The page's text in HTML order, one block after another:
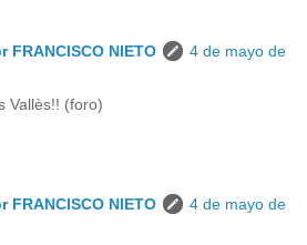
FRANCISCO NIETO
4 de mayo de
Vallès!! (foro)
FRANCISCO NIETO
4 de mayo de